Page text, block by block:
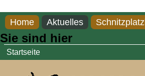
Home Aktuelles Schnitzplatzl
Sie sind hier
Startseite